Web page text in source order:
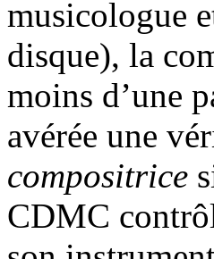
musicologue
disque), la
moins d’une
avérée une
compositrice
CDMC